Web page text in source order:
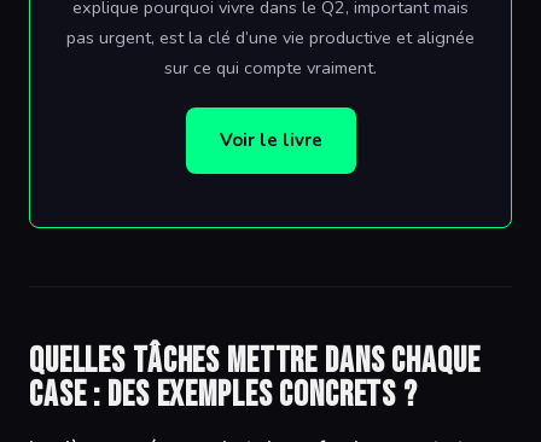
explique pourquoi vivre dans le Q2, important mais
pas urgent, est la clé d’une vie productive et alignée
sur ce qui compte vraiment.
Voir le livre
Quelles tâches mettre dans chaque
case : des exemples concrets ?